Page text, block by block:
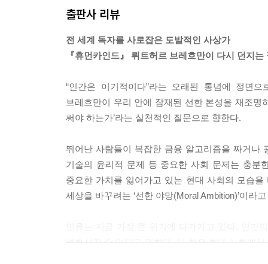
출판사 리뷰
전 세계 독자를 사로잡은 도발적인 사상가
『휴먼카인드』 뤼트허르 브레흐만이 다시 던지는
“인간은 이기적이다”라는 오래된 통념에 정면
브레흐만이 우리 안에 잠재된 선한 본성을 재조
써야 하는가’라는 실천적인 질문으로 향한다.
뛰어난 사람들이 복잡한 금융 알고리즘을 짜거나
기술의 윤리적 문제 등 중요한 사회 문제는 충분
중요한 가치를 잃어가고 있는 현대 사회의 모습
세상을 바꾸려는 ‘선한 야망(Moral Ambition)’이라
변화시킬 수 있다고 말한다. 이 책은 현대 사회에